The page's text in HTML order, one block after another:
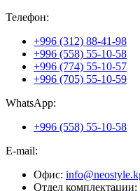
Телефон:
+996 (312) 88-41-98
+996 (558) 55-10-58
+996 (774) 55-10-57
+996 (705) 55-10-59
WhatsApp:
+996 (558) 55-10-58
E-mail:
Офис:
Отдел комплектации: